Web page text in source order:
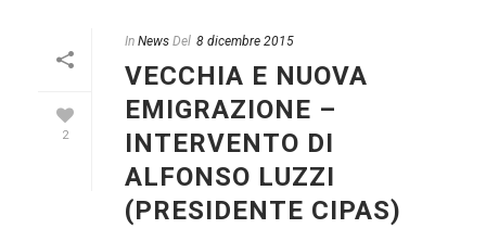
2
In News Del 8 dicembre 2015
VECCHIA E NUOVA
EMIGRAZIONE –
INTERVENTO DI
ALFONSO LUZZI
(PRESIDENTE CIPAS)